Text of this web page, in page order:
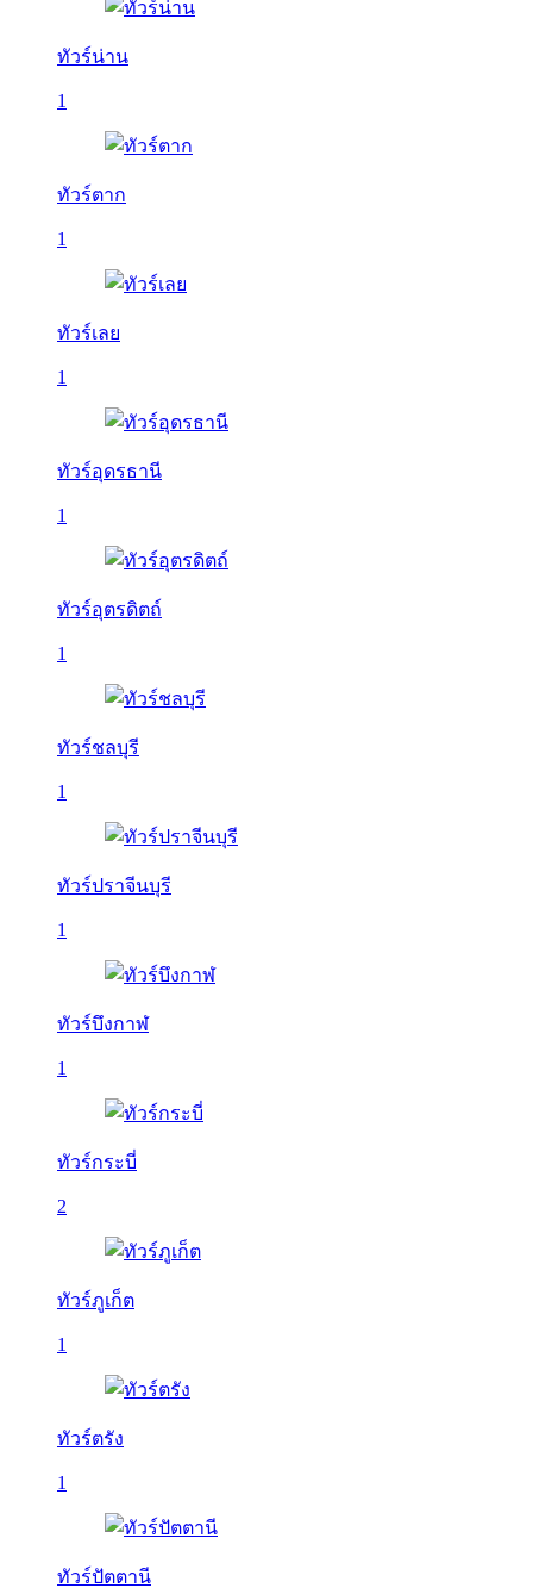
ทัวร์น่าน
1
ทัวร์ตาก
1
ทัวร์เลย
1
ทัวร์อุดรธานี
1
ทัวร์อุตรดิตถ์
1
ทัวร์ชลบุรี
1
ทัวร์ปราจีนบุรี
1
ทัวร์บึงกาฬ
1
ทัวร์กระบี่
2
ทัวร์ภูเก็ต
1
ทัวร์ตรัง
1
ทัวร์ปัตตานี